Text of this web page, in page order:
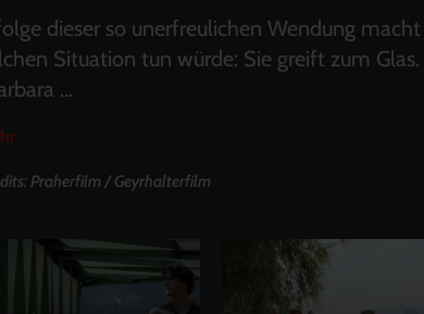
dieser so unerfreulichen Wendung
Situation tun würde: Sie greift zum
...
Praherfilm / Geyrhalterfilm